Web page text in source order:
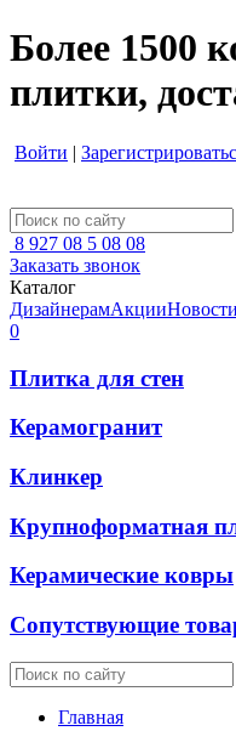
Более 1500
плитки,
Войти |
8 927 08 5 08 08
Заказать звонок
Каталог
ДизайнерамАкцииНовости
0
Плитка для стен
Керамогранит
Клинкер
Крупноформатная
Керамические ковры
Сопутствующие
Главная